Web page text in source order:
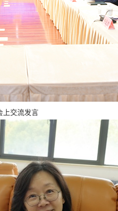
上交流发言